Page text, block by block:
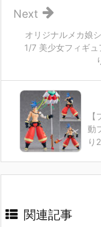
オリジナルメカ娘
1/7 美少女フィギ
Next
動
り
関連記事